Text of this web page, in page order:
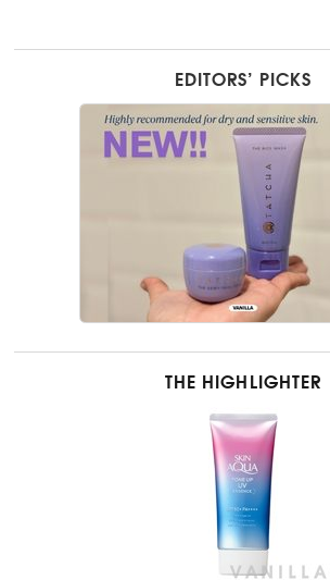
EDITORS’ PICKS
THE HIGHLIGHTER